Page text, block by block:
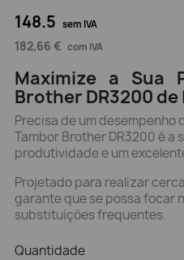
148.5 sem IVA
182,66 € com IVA
Maximize a Sua
Brother DR3200
Precisa de um desempenho
Tambor Brother DR3200 é a
produtividade e um
Projetado para realizar
garante que se possa focar
substituições frequentes.
Quantidade